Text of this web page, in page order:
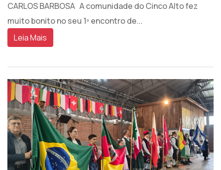
CARLOS BARBOSA A comunidade do Cinco Alto fez
muito bonito no seu 1º encontro de...
Leia Mais